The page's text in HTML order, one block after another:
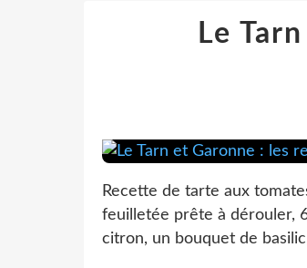
Le
Recette de tarte aux
feuilletée prête à dérouler,
citron, un bouquet de